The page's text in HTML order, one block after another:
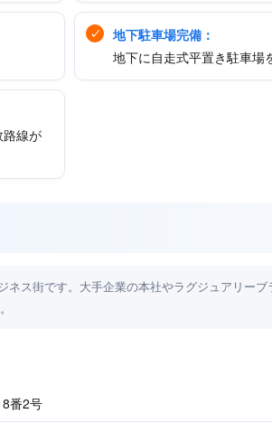
地下駐車場完備：
地下に自走式平置き駐車場
線が
ス街です。大手企業の本社やラグジュアリー
番2号